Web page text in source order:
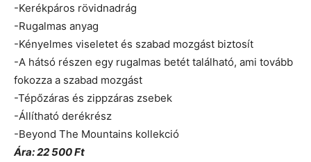
-Kerékpáros rövidnadrág
-Rugalmas anyag
-Kényelmes viseletet és szabad mozgást biztosít
-A hátsó részen egy rugalmas betét található, ami tovább
fokozza a szabad mozgást
-Tépőzáras és zippzáras zsebek
-Állítható derékrész
-Beyond The Mountains kollekció
Ára: 22 500 Ft